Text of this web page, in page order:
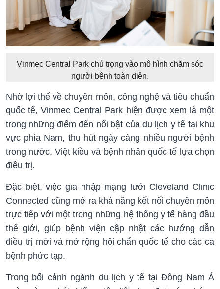
Vinmec Central Park chú trọng vào mô hình chăm sóc
người bệnh toàn diện.
Nhờ lợi thế về chuyên môn, công nghệ và tiêu chuẩn
quốc tế, Vinmec Central Park hiện được xem là một
trong những điểm đến nổi bật của du lịch y tế tại khu
vực phía Nam, thu hút ngày càng nhiều người bệnh
trong nước, Việt kiều và bệnh nhân quốc tế lựa chọn
điều trị.
Đặc biệt, việc gia nhập mạng lưới Cleveland Clinic
Connected cũng mở ra khả năng kết nối chuyên môn
trực tiếp với một trong những hệ thống y tế hàng đầu
thế giới, giúp bệnh viện cập nhật các hướng dẫn
điều trị mới và mở rộng hội chẩn quốc tế cho các ca
bệnh phức tạp.
Trong bối cảnh ngành du lịch y tế tại Đông Nam Á